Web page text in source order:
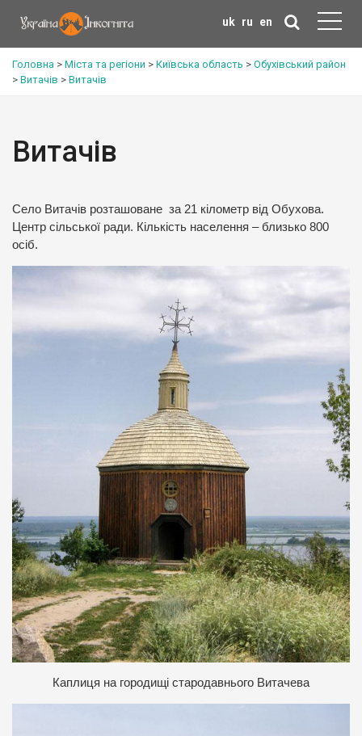
uk ru en
Головна > Міста та регіони > Київська область > Обухівський район
> Витачів > Витачів
Витачів
Село Витачів розташоване за 21 кілометр від Обухова.
Центр сільської ради. Кількість населення – близько 800
осіб.
Каплиця на городищі стародавнього Витачева